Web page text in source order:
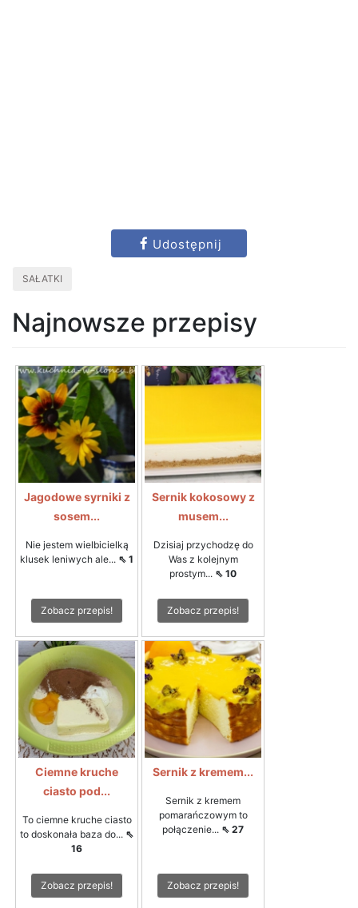
Udostępnij
SAŁATKI
Najnowsze przepisy
Jagodowe syrniki z
sosem...
Nie jestem wielbicielką
klusek leniwych ale... ⇖ 1
Zobacz przepis!
Sernik kokosowy z
musem...
Dzisiaj przychodzę do
Was z kolejnym
prostym... ⇖ 10
Zobacz przepis!
Ciemne kruche
ciasto pod...
To ciemne kruche ciasto
to doskonała baza do... ⇖
16
Zobacz przepis!
Sernik z kremem...
Sernik z kremem
pomarańczowym to
połączenie... ⇖ 27
Zobacz przepis!